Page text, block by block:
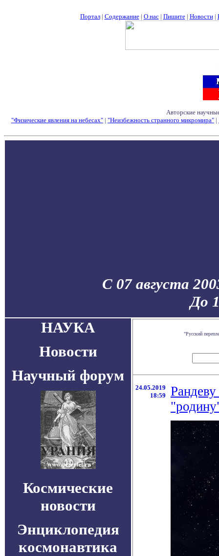
Портал| Содержание| О нас| Пишите| Новости|
Авторские
"Физические явления на небесах" | "Неизбежность странного микромира" |
С 07 августа
До
НАУКА
Новости
Научный форум
Космические
новости
Энциклопедия
космонавтика
"Русский
24.05.2019
18:59